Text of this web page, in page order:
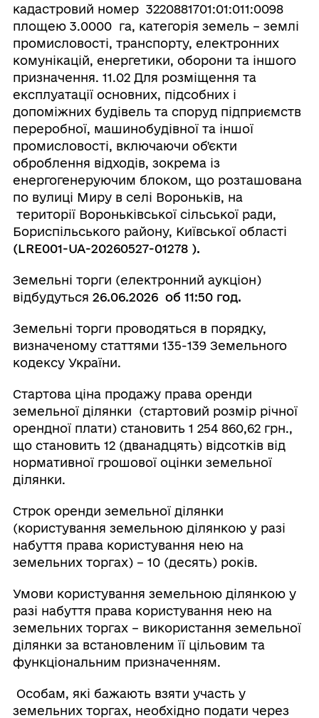
кадастровий номер 3220881701:01:011:0098
площею 3.0000 га, категорія земель – землі
промисловості, транспорту, електронних
комунікацій, енергетики, оборони та іншого
призначення. 11.02 Для розміщення та
експлуатації основних, підсобних і
допоміжних будівель та споруд підприємств
переробної, машинобудівної та іншої
промисловості, включаючи об'єкти
оброблення відходів, зокрема із
енергогенеруючим блоком, що розташована
по вулиці Миру в селі Вороньків, на
території Вороньківської сільської ради,
Бориспільського району, Київської області
(LRE001-UA-20260527-01278 ).
Земельні торги (електронний аукціон)
відбудуться 26.06.2026 об 11:50 год.
Земельні торги проводяться в порядку,
визначеному статтями 135-139 Земельного
кодексу України.
Стартова ціна продажу права оренди
земельної ділянки (стартовий розмір річної
орендної плати) становить 1 254 860,62 грн.,
що становить 12 (дванадцять) відсотків від
нормативної грошової оцінки земельної
ділянки.
Строк оренди земельної ділянки
(користування земельною ділянкою у разі
набуття права користування нею на
земельних торгах) – 10 (десять) років.
Умови користування земельною ділянкою у
разі набуття права користування нею на
земельних торгах – використання земельної
ділянки за встановленим її цільовим та
функціональним призначенням.
Особам, які бажають взяти участь у
земельних торгах, необхідно подати через